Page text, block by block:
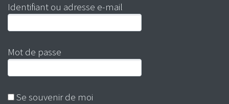
Identifiant ou adresse e-mail
Mot de passe
Se souvenir de moi